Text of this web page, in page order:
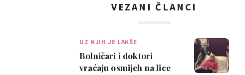
VEZANI ČLANCI
UZ NJIH JE LAKŠE
Bolničari i doktori
vraćaju osmijeh na lice